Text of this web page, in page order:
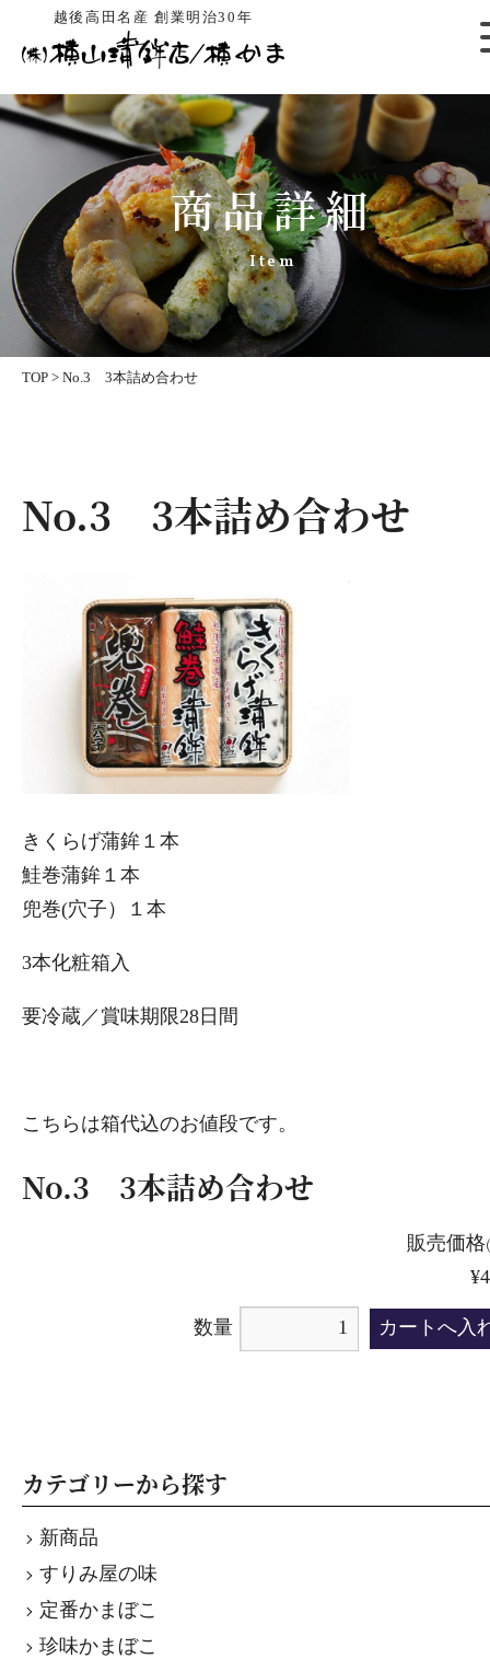
越後高田名産 創業明治30年
商品詳細
Item
TOP > No.3 3本詰め合わせ
No.3 3本詰め合わせ
きくらげ蒲鉾１本
鮭巻蒲鉾１本
兜巻(穴子）１本
3本化粧箱入
要冷蔵／賞味期限28日間
こちらは箱代込のお値段です。
No.3 3本詰め合わせ
販売価格
数量
カテゴリーから探す
新商品
すりみ屋の味
定番かまぼこ
珍味かまぼこ